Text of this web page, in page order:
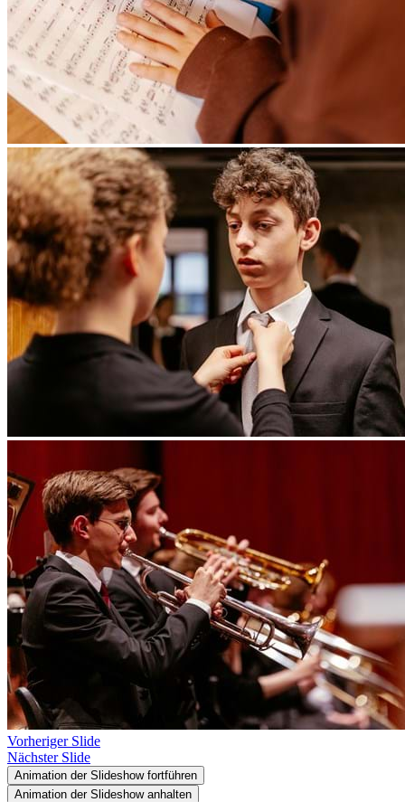
Vorheriger Slide
Nächster Slide
Animation der Slideshow fortführen
Animation der Slideshow anhalten